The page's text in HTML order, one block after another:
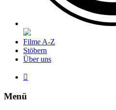
Filme A-Z
Stöbern
Über uns

Menü